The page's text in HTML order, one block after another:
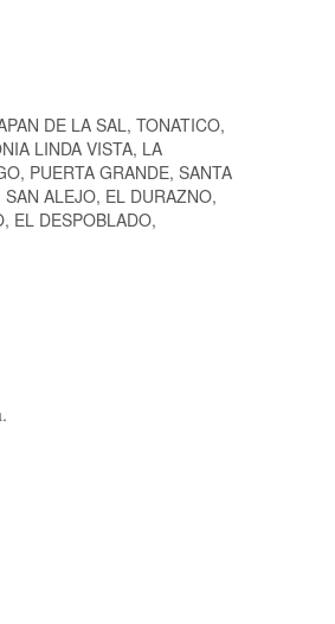
DE LA SAL, TONATICO,
LINDA VISTA, LA
PUERTA GRANDE, SANTA
ALEJO, EL DURAZNO,
EL DESPOBLADO,